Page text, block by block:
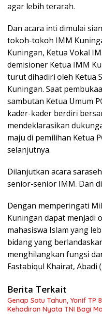
agar lebih terarah.
Dan acara inti dimulai
tokoh-tokoh IMM
Kuningan, Ketua Vokal
demisioner Ketua IMM
turut dihadiri oleh Ketua
Kuningan. Saat
sambutan Ketua Umum
kader-kader berdiri
mendeklarasikan
maju di pemilihan Ketua
selanjutnya.
Dilanjutkan acara
senior-senior IMM. Dan
Dengan memperingati
Kuningan dapat menjadi
mahasiswa Islam yang
bidang yang
menghilangkan fungsi
Fastabiqul Khairat, Abadi
Berita Terkait
Genap Satu Tahun, Yonif
Kehadiran Nyata TNI Bagi